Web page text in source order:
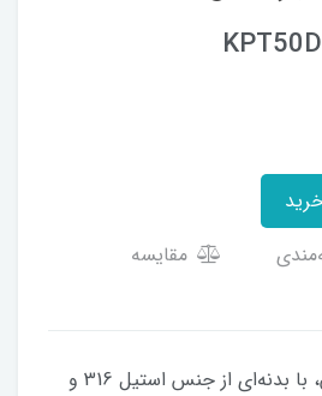
مقایسه
سنسورهای فشار آلتون، با بدنه‌ای از جنس استیل 316 و